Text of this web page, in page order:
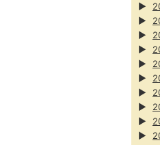
▶
▶
▶
▶
▶
▶
▶
▶
▶
▶